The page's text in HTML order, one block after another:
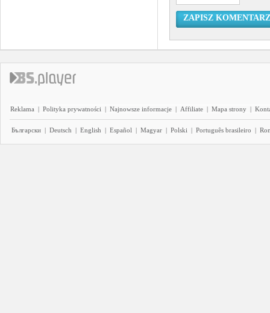
ZAPISZ KOMENTARZ
Reklama | Polityka prywatności | Najnowsze informacje | Affiliate | Mapa strony |
Български | Deutsch | English | Español | Magyar | Polski | Português brasileiro |